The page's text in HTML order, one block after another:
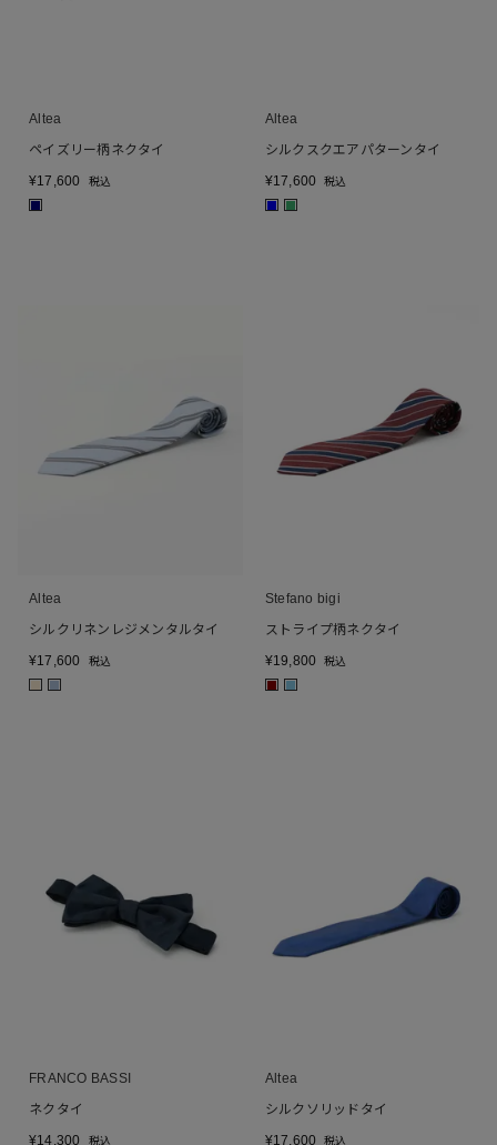
Altea
ペイズリー柄ネクタイ
¥17,600 税込
■
Altea
シルクスクエアパターンタイ
¥17,600 税込
■ ■
Altea
シルクリネンレジメンタルタイ
¥17,600 税込
■
Stefano bigi
ストライプ柄ネクタイ
¥19,800 税込
■ ■
FRANCO BASSI
ネクタイ
¥14,300 税込
Altea
シルクソリッドタイ
¥17,600 税込